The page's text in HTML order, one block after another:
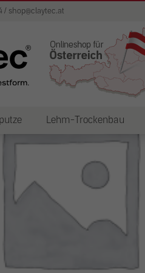
/ shop@claytec.at
Lehm-Trockenbau